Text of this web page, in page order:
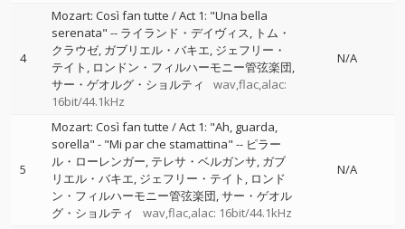
4
Mozart: Così fan tutte / Act 1: "Una bella
serenata" -- ライランド・デイヴィス
トム・
クラウゼ ガブリエル・バキエ ジェフリー・
テイト
ロンドン・フィルハーモニー管弦楽団
サー・ゲオルグ・ショルティ
wav,flac,alac:
16bit/44.1kHz
N/A
5
Mozart: Così fan tutte / Act 1: "Ah, guarda,
sorella" - "Mi par che stamattina" -- ピラー
ル・ローレンガー テレサ・ベルガンサ ガブ
リエル・バキエ ジェフリー・テイト
ロンド
ン・フィルハーモニー管弦楽団 サー・ゲオル
グ・ショルティ
wav,flac,alac: 16bit/44.1kHz
N/A